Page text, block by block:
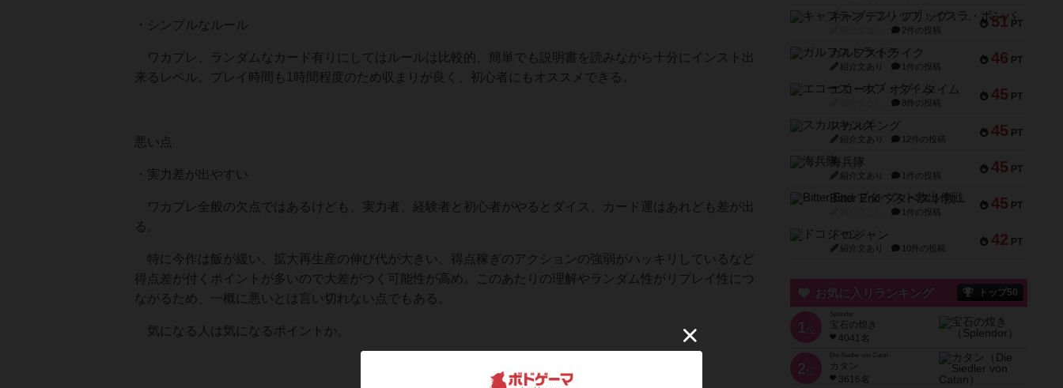
・シンプルなルール
ワカプレ、ランダムなカード有りにしてはルールは比較的、簡単でも説明書を読みながら十分にインスト出
来るレベル。プレイ時間も1時間程度のため収まりが良く、初心者にもオススメできる。
悪い点
・実力差が出やすい
ワカプレ全般の欠点ではあるけども、実力者、経験者と初心者がやるとダイス、カード運はあれども差が出
る。
特に今作は飯が緩い、拡大再生産の伸び代が大きい、得点稼ぎのアクションの強弱がハッキリしているなど
得点差が付くポイントが多いので大差がつく可能性が高め。このあたりの理解やランダム性がリプレイ性につ
ながるため、一概に悪いとは言い切れない点でもある。
気になる人は気になるポイントか。
51 PT
キャプテン・フリップ：イスラ・ボンバ
2件の投稿
46 PT
ガルフストライク
紹介文あり 1件の投稿
45 PT
エコーズ・オブ・タイム
8件の投稿
45 PT
スカルキング
紹介文あり 12件の投稿
45 PT
海兵隊
紹介文あり 1件の投稿
45 PT
Bitter End ブタペスト救出作戦
1件の投稿
42 PT
ドコジャン
紹介文あり 10件の投稿
お気に入りランキング トップ50
1 位
宝石の煌き
4041名
2 位
Die Siedler von Catan
カタン
3616名